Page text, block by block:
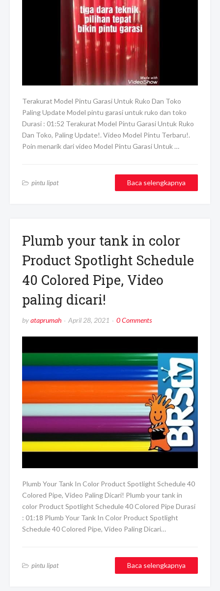
Terakurat Model Pintu Garasi Untuk Ruko Dan Toko
Paling Update Model pintu garasi untuk ruko dan toko
Durasi : 01:52 Terakurat Model Pintu Garasi Untuk Ruko
Dan Toko, Paling Update!. Video Model Pintu Terbaru!.
Poin menarik dari video Model Pintu Garasi Untuk …
pintu lipat Baca selengkapnya
Plumb your tank in color
Product Spotlight Schedule
40 Colored Pipe, Video
paling dicari!
byataprumah April 28, 2021 0 Comments
Plumb Your Tank In Color Product Spotlight Schedule 40
Colored Pipe, Video Paling Dicari! Plumb your tank in
color Product Spotlight Schedule 40 Colored Pipe Durasi
: 01:18 Plumb Your Tank In Color Product Spotlight
Schedule 40 Colored Pipe, Video Paling Dicari…
pintu lipat Baca selengkapnya